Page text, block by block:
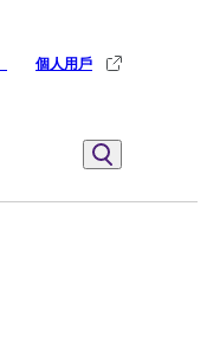
個人用戶